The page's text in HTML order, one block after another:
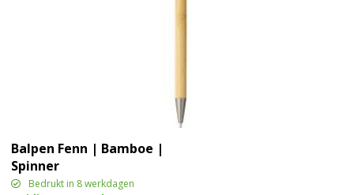
Balpen Fenn | Bamboe |
Spinner
Bedrukt in 8 werkdagen